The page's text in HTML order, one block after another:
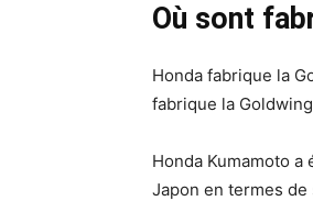
Où sont
Honda fabrique la
fabrique la
Honda Kumamoto a
Japon en termes